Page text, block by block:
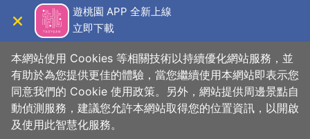
主
遊桃園 APP 全新上線
立即下載
首頁 > 想去的地方 > 住宿 > 旅館與民宿
君洋城堡旅館
本網站使用 Cookies 等相關技術以持續優化網站服務，並
有助於為您提供更佳的體驗，當您繼續使用本網站即表示您
同意我們的 Cookie 使用政策。另外，網站提供周邊景點自
動偵測服務，建議您允許本網站取得您的位置資訊，以開啟
及使用此智慧化服務。